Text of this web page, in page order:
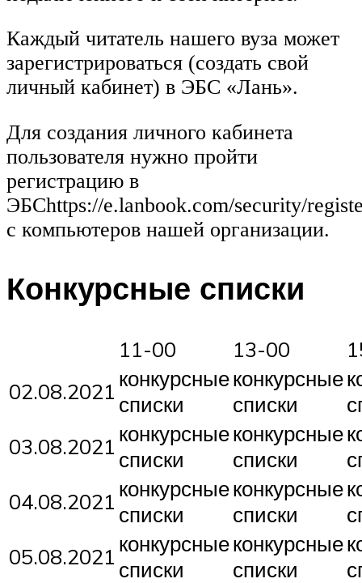
Каждый читатель нашего вуза может
зарегистрироваться (создать свой
личный кабинет) в ЭБС «Лань».
Для создания личного кабинета
пользователя нужно пройти
регистрацию в
ЭБСhttps://e.lanbook.com/security/
с компьютеров нашей организации.
Конкурсные списки
11-00 13-00
02.08.2021 конкурсные
списки
конкурсные
списки
03.08.2021 конкурсные
списки
конкурсные
списки
04.08.2021 конкурсные
списки
конкурсные
списки
05.08.2021 конкурсные
списки
конкурсные
списки